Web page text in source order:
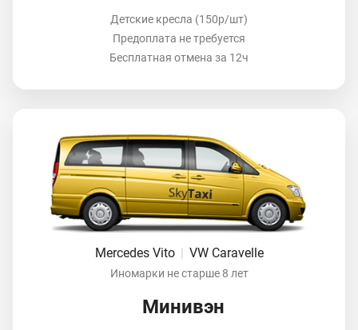
Детские кресла (150р/шт)
Предоплата не требуется
Бесплатная отмена за 12ч
Mercedes Vito VW Caravelle
Иномарки не старше 8 лет
Минивэн